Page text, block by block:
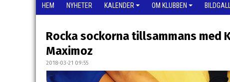
HEM NYHETER KALENDER OM KLUBBEN
Rocka sockorna tillsammans med
Maximoz
2018-03-21 09:55